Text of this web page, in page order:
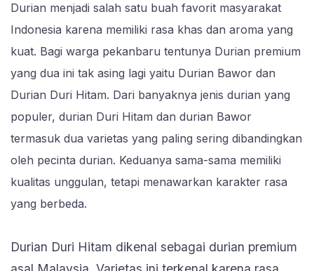
Durian menjadi salah satu buah favorit masyarakat
Indonesia karena memiliki rasa khas dan aroma yang
kuat. Bagi warga pekanbaru tentunya Durian premium
yang dua ini tak asing lagi yaitu Durian Bawor dan
Durian Duri Hitam. Dari banyaknya jenis durian yang
populer, durian Duri Hitam dan durian Bawor
termasuk dua varietas yang paling sering dibandingkan
oleh pecinta durian. Keduanya sama-sama memiliki
kualitas unggulan, tetapi menawarkan karakter rasa
yang berbeda.
Durian Duri Hitam dikenal sebagai durian premium